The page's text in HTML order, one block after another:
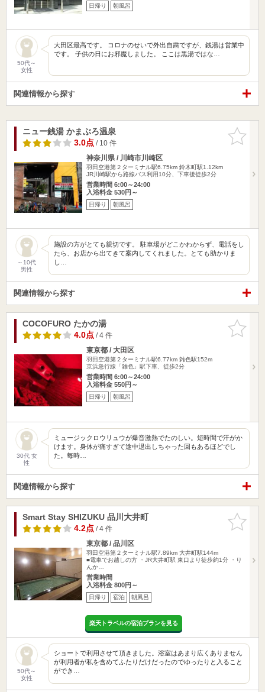
日帰り 朝風呂
50代～
女性
大田区最高です。 コロナのせいで外出自粛ですが、銭湯は営業中
です。 子供の日にお邪魔しました。 ここは黒湯ではな…
関連情報から探す
お気に入
りに追加
ニュー銭湯 かまぶろ温泉
3.0点/ 10 件
神奈川県 / 川崎市川崎区
羽田空港第２ターミナル駅6.75km 鈴木町駅1.12km
JR川崎駅から路線バス利用10分、下車後徒歩2分
営業時間 6:00～24:00
入浴料金 530円～
日帰り 朝風呂
～10代
男性
施設の方がとても親切です。 駐車場がどこかわからず、電話をし
たら、お店から出てきて案内してくれました。とても助かりま
し…
関連情報から探す
お気に入
りに追加
COCOFURO たかの湯
4.0点/ 4 件
東京都 / 大田区
羽田空港第２ターミナル駅6.77km 雑色駅152m
京浜急行線「雑色」駅下車、徒歩2分
営業時間 6:00～24:00
入浴料金 550円～
日帰り 朝風呂
30代 女
性
ミュージックロウリュウが爆音激熱でたのしい。短時間で汗がか
けます。身体が痛すぎて途中退出しちゃった回もあるほどでし
た。毎時…
関連情報から探す
お気に入
りに追加
Smart Stay SHIZUKU 品川大井町
4.2点/ 4 件
東京都 / 品川区
羽田空港第２ターミナル駅7.89km 大井町駅144m
■電車でお越しの方 ・JR大井町駅 東口より徒歩約1分 ・り
んか…
営業時間
入浴料金 800円～
日帰り 宿泊 朝風呂
楽天トラベルの宿泊プランを見る
50代～
女性
ショートで利用させて頂きました。浴室はあまり広くありません
が利用者が私を含めてふたりだけだったのでゆったりと入ること
ができ…